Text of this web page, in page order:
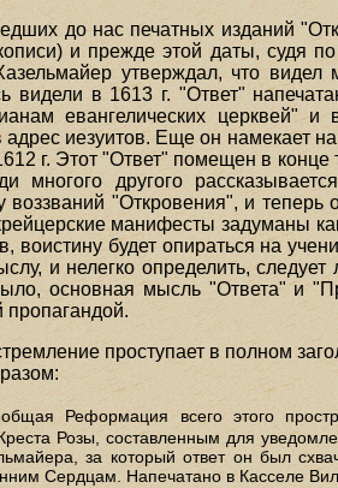
до нас печатных изданий
и прежде этой даты, судя
утверждал, что
видели в 1613 г. "Ответ"
евангелических церквей"
адрес иезуитов. Еще он
г. Этот "Ответ" помещен в
многого другого
воззваний "Откровения", и
манифесты задуманы
воистину будет опираться на
и нелегко определить,
основная мысль "Ответа" и
пропагандой.
проступает в полном
Реформация всего этого
Розы, составленным для
за который ответ он был
Сердцам. Напечатано в Касселе